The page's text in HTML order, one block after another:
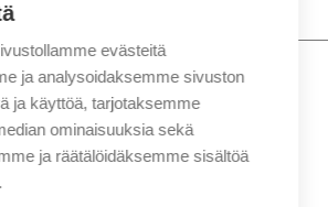
Etunimi
Sukunimi
evästeitä
ja analysoidaksemme sivuston
ja käyttöä, tarjotaksemme
ominaisuuksia sekä
ja räätälöidäksemme sisältöä